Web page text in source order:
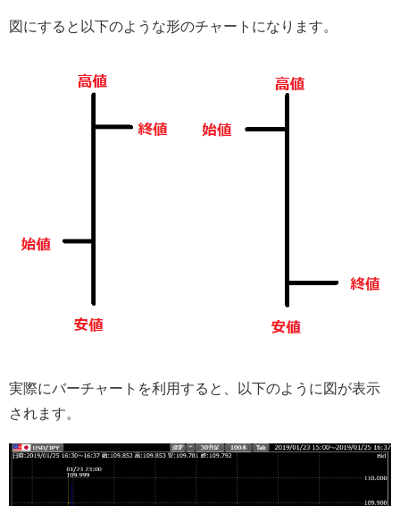
図にすると以下のような形のチャートになります。
実際にバーチャートを利用すると、以下のように図が表示
されます。